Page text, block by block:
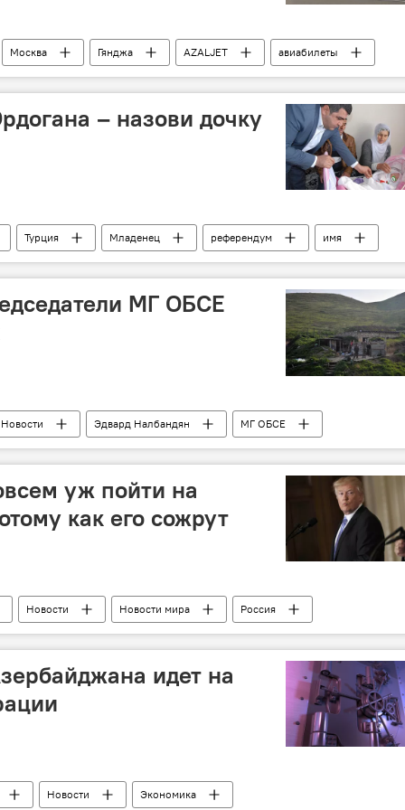
Москва Гянджа AZALJET
авиабилеты
– назови дочку
Турция Младенец референдум имя
МГ ОБСЕ
Новости Эдвард Налбандян
МГ ОБСЕ
эскалация
уж пойти на
как его сожрут
Новости Новости мира
Россия
Трамп переговоры Команда
доверие
идет на
Новости
Экономика